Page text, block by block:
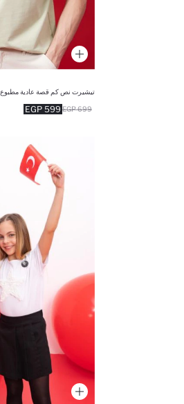
تيشيرت نص كم قصة عادية مطبوع
599 EGP 699 EGP